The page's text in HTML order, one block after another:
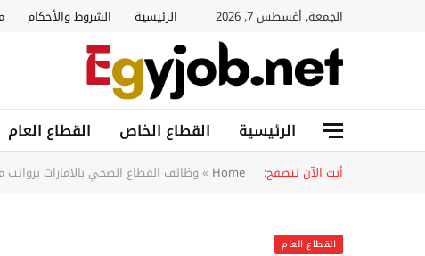
الجمعة, أغسطس 7, 2026 الرئيسية الشروط والأحكام
الرئيسية القطاع الخاص القطاع العام
أنت الآن تتصفح: Home
»وظائف القطاع الصحي بالامارات برواتب
القطاع العام